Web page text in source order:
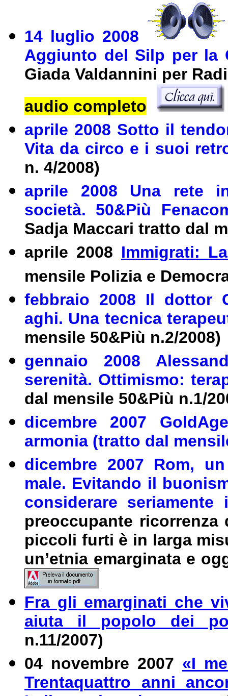
14 luglio 2008
Aggiunto del Silp per la
Giada Valdannini per
audio completo
aprile 2008 Sotto il
Vita da circo e i suoi
n. 4/2008)
aprile 2008 Una rete
società. 50&Più
Sadja Maccari tratto dal
aprile 2008 Immigrati:
mensile Polizia e
febbraio 2008 Il dottor
aghi. Una tecnica
mensile 50&Più n.2/2008)
gennaio 2008
serenità. Ottimismo:
dal mensile 50&Più n.1/
dicembre 2007
armonia (tratto dal
dicembre 2007 Rom,
male. Evitando il
considerare
preoccupante
piccoli furti è in larga
un’etnia emarginata e
Fra gli emarginati che
aiuta il popolo dei
n.11/2007)
04 novembre 2007 «I
Trentaquattro anni